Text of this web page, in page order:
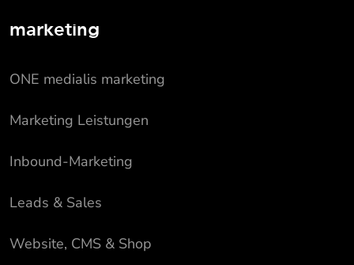
marketing
ONE medialis marketing
Marketing Leistungen
Inbound-Marketing
Leads & Sales
Website, CMS & Shop